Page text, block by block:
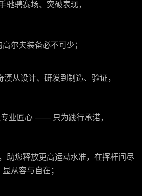
驰骋赛场、突破表现，
高尔夫装备必不可少；
漢从设计、研发到制造、验证，
业匠心 —— 只为践行承诺，
助您释放更高运动水准，在挥杆间尽
显从容与自在；